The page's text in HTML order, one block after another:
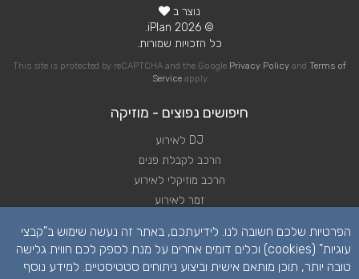
נוצר ב
© 2026 iPlan.
כל הזכויות שמורות.
This site is protected by reCAPTCHA and the Google Privacy Policy and Terms of
Serviceapply
חיפושים נפוצים - מוזיקה
DJ לאירוע
הרכב לקבלת פנים
הרכב מוזיקלי לאירוע
זמר לאירוע
נגן לאירוע
הפרטיות שלכם חשובה לנו. לידיעתכם, באתר זה נעשה שימוש ב"קבצי
עוגיות" (cookies) וכלים דומים אחרים על מנת לספק לכם חווית גלישה
טובה יותר, תוכן מותאם אישית וביצוע ניתוחים סטטיסטיים. למידע נוסף